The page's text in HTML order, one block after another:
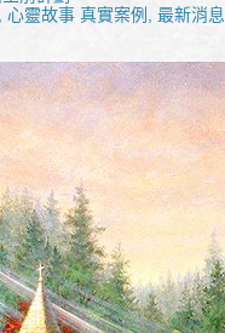
心靈故事 真實案例, 最新消息,